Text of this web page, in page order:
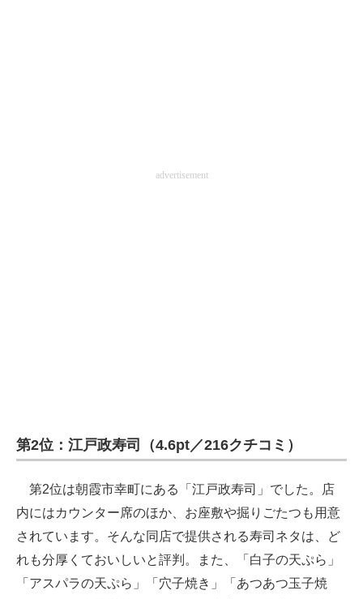
advertisement
第2位：江戸政寿司（4.6pt／216クチコミ）
第2位は朝霞市幸町にある「江戸政寿司」でした。店
内にはカウンター席のほか、お座敷や掘りごたつも用意
されています。そんな同店で提供される寿司ネタは、ど
れも分厚くておいしいと評判。また、「白子の天ぷら」
「アスパラの天ぷら」「穴子焼き」「あつあつ玉子焼